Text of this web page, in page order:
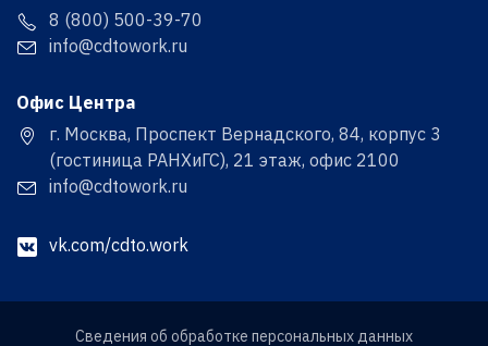
8 (800) 500-39-70
info@cdtowork.ru
Офис Центра
г. Москва, Проспект Вернадского, 84, корпус 3
(гостиница РАНХиГС), 21 этаж, офис 2100
info@cdtowork.ru
vk.com/cdto.work
Сведения об обработке персональных данных